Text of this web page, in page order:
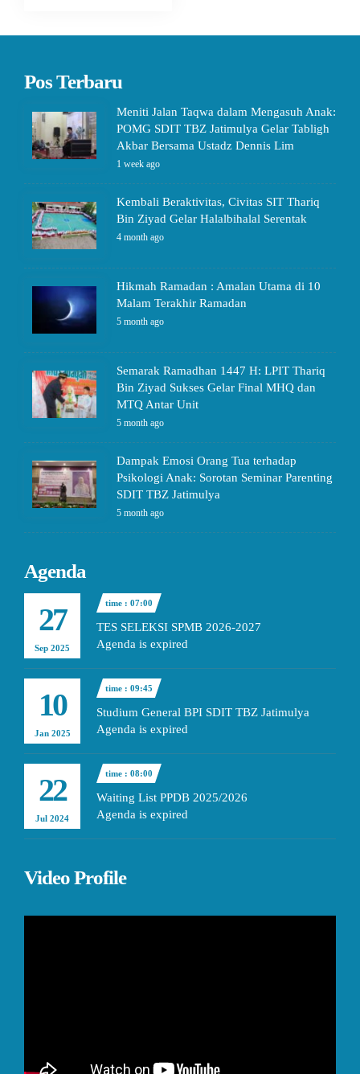
Pos Terbaru
Meniti Jalan Taqwa dalam Mengasuh Anak:
POMG SDIT TBZ Jatimulya Gelar Tabligh
Akbar Bersama Ustadz Dennis Lim
1 week ago
Kembali Beraktivitas, Civitas SIT Thariq
Bin Ziyad Gelar Halalbihalal Serentak
4 month ago
Hikmah Ramadan : Amalan Utama di 10
Malam Terakhir Ramadan
5 month ago
Semarak Ramadhan 1447 H: LPIT Thariq
Bin Ziyad Sukses Gelar Final MHQ dan
MTQ Antar Unit
5 month ago
Dampak Emosi Orang Tua terhadap
Psikologi Anak: Sorotan Seminar Parenting
SDIT TBZ Jatimulya
5 month ago
Agenda
27
Sep 2025
time : 07:00
TES SELEKSI SPMB 2026-2027
Agenda is expired
10
Jan 2025
time : 09:45
Studium General BPI SDIT TBZ Jatimulya
Agenda is expired
22
Jul 2024
time : 08:00
Waiting List PPDB 2025/2026
Agenda is expired
Video Profile